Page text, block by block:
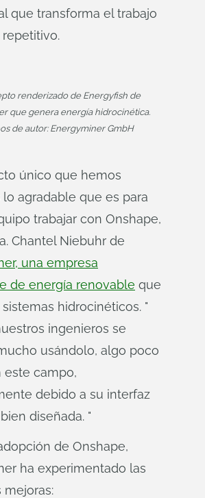
que transforma el trabajo
renderizado de Energyfish de
que genera energía hidrocinética.
de autor: Energyminer GmbH
único que hemos
agradable que es para
trabajar con Onshape,
Chantel Niebuhr de
una empresa
de energía renovable que
hidrocinéticos. "
ingenieros se
usándolo, algo poco
este campo,
debido a su interfaz
diseñada. "
de Onshape,
ha experimentado las
mejoras: